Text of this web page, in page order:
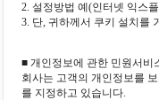
2. 설정방법 예(인터넷 익스
3. 단, 귀하께서 쿠키 설치를
■ 개인정보에 관한 민원서비
회사는 고객의 개인정보를
를 지정하고 있습니다.